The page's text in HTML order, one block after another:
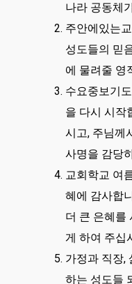
나라 공동체
주안에있는
성도들의 믿
에 물려줄 영
수요중보기
을 다시 시작
시고, 주님께
사명을 감당
교회학교 여
혜에 감사합
더 큰 은혜를
게 하여 주십
가정과 직장,
하는 성도들